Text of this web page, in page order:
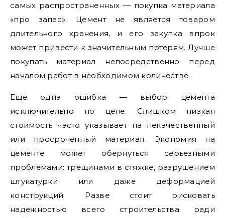
самых распространенных — покупка материала
«про запас». Цемент не является товаром
длительного хранения, и его закупка впрок
может привести к значительным потерям. Лучше
покупать материал непосредственно перед
началом работ в необходимом количестве.
Еще одна ошибка — выбор цемента
исключительно по цене. Слишком низкая
стоимость часто указывает на некачественный
или просроченный материал. Экономия на
цементе может обернуться серьезными
проблемами: трещинами в стяжке, разрушением
штукатурки или даже деформацией
конструкций. Разве стоит рисковать
надежностью всего строительства ради